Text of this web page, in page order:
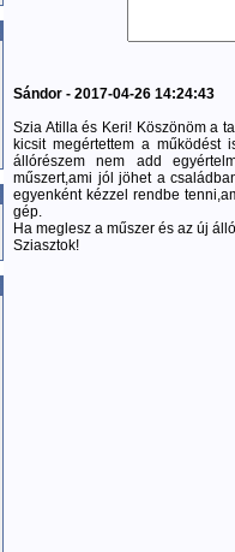
Sándor - 2017-04-26 14:24:43
Szia Atilla és Keri! Köszönöm a
kicsit megértettem a működést
állórészem nem add
műszert,ami jól jöhet a
egyenként kézzel rendbe
gép.
Ha meglesz a műszer és az új
Sziasztok!